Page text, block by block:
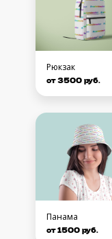
Рюкзак
от 3500 руб.
Панама
от 1500 руб.